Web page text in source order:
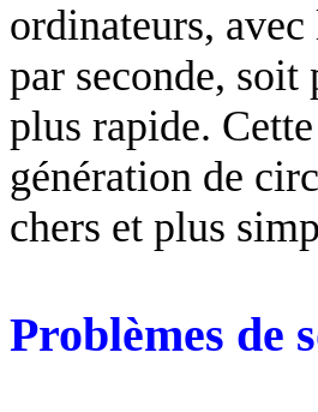
ordinateurs,
par seconde,
plus rapide.
génération de
chers et plus
Problèmes de